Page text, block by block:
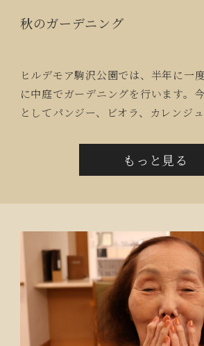
秋のガーデニング
ヒルデモア駒沢公園では、半年に一
に中庭でガーデニングを行います。
としてパンジー、ビオラ、カレンジ
と一緒に花苗を選び、配置も考えて
ながら楽しい時間を過ごしていまし
は、黄色やオレンジなどの花で華や
た。
もっと見る